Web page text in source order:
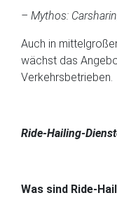
– Mythos:
Auch in
wächst das
Verkehrsbetrieben.
Ride-Hailing-
Was sind Ride-